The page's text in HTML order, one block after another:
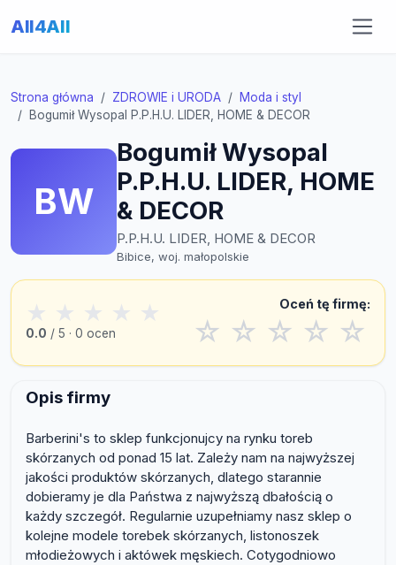
All4All
Strona główna ZDROWIE i URODA
Moda i styl
Bogumił Wysopal P.P.H.U. LIDER, HOME & DECOR
BW
Bogumił Wysopal
P.P.H.U. LIDER, HOME
& DECOR
P.P.H.U. LIDER, HOME & DECOR
Bibice, woj. małopolskie
★ ★ ★ ★ ★
0.0 / 5 · 0 ocen
Oceń tę firmę:
☆ ☆ ☆ ☆ ☆
Opis firmy
Barberini's to sklep funkcjonujcy na rynku toreb
skórzanych od ponad 15 lat. Zależy nam na najwyższej
jakości produktów skórzanych, dlatego starannie
dobieramy je dla Państwa z najwyższą dbałością o
każdy szczegół. Regularnie uzupełniamy nasz sklep o
kolejne modele torebek skórzanych, listonoszek
młodieżowych i aktówek męskiech. Cotygodniowo